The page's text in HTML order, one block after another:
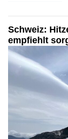
Schweiz:
empfiehlt